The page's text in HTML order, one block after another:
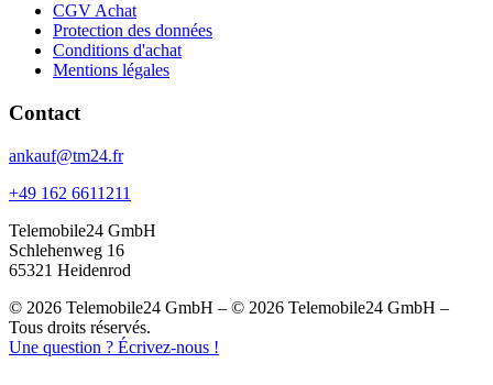
CGV Achat
Protection des données
Conditions d'achat
Mentions légales
Contact
ankauf@tm24.fr
+49 162 6611211
Telemobile24 GmbH
Schlehenweg 16
65321 Heidenrod
© 2026 Telemobile24 GmbH – © 2026 Telemobile24 GmbH –
Tous droits réservés.
Une question ? Écrivez-nous !